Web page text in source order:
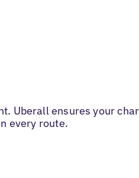
Uberall ensures your
every route.